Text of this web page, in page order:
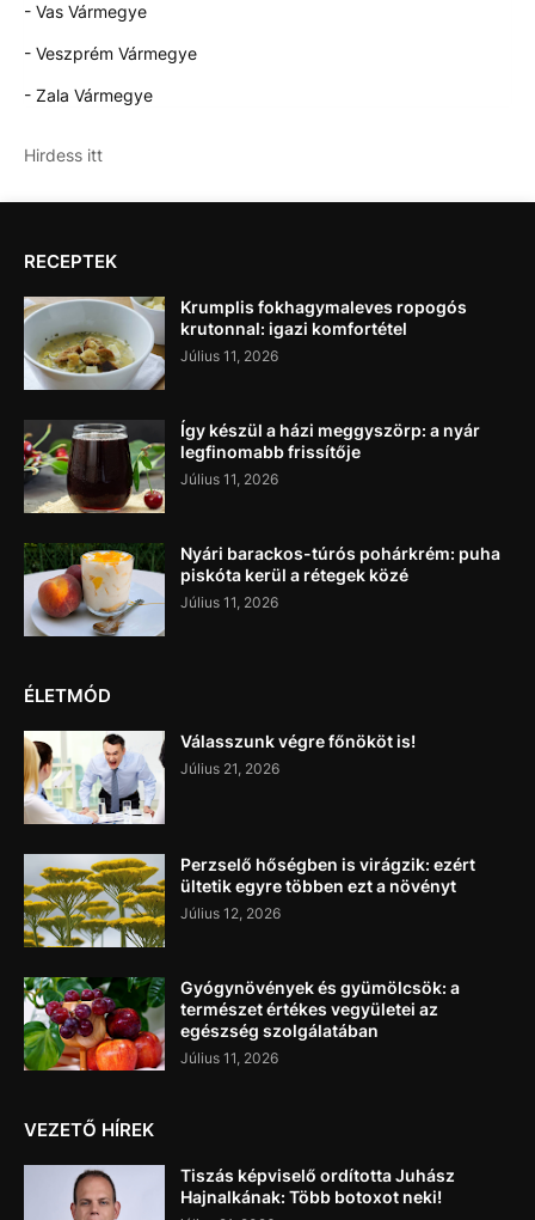
- Vas Vármegye
- Veszprém Vármegye
- Zala Vármegye
Hirdess itt
RECEPTEK
Krumplis fokhagymaleves ropogós
krutonnal: igazi komfortétel
Július 11, 2026
Így készül a házi meggyszörp: a nyár
legfinomabb frissítője
Július 11, 2026
Nyári barackos-túrós pohárkrém: puha
piskóta kerül a rétegek közé
Július 11, 2026
ÉLETMÓD
Válasszunk végre főnököt is!
Július 21, 2026
Perzselő hőségben is virágzik: ezért
ültetik egyre többen ezt a növényt
Július 12, 2026
Gyógynövények és gyümölcsök: a
természet értékes vegyületei az
egészség szolgálatában
Július 11, 2026
VEZETŐ HÍREK
Tiszás képviselő ordította Juhász
Hajnalkának: Több botoxot neki!